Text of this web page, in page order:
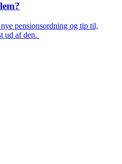
pensionsordning og tip til,
ud af den.